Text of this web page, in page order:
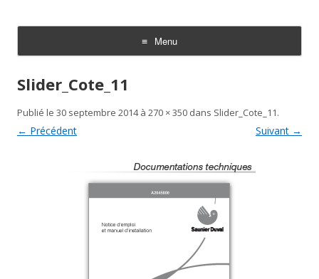
Menu
Aller au contenu
Slider_Cote_11
Publié le 30 septembre 2014à 270 × 350 dans Slider_Cote_11.
← Précédent Suivant →